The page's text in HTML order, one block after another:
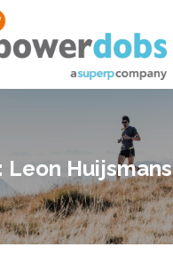
Leon Huijsmans